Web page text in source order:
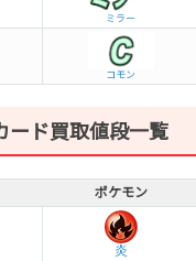
ミラー
コモン
ード買取値段一覧
ポケモン
炎